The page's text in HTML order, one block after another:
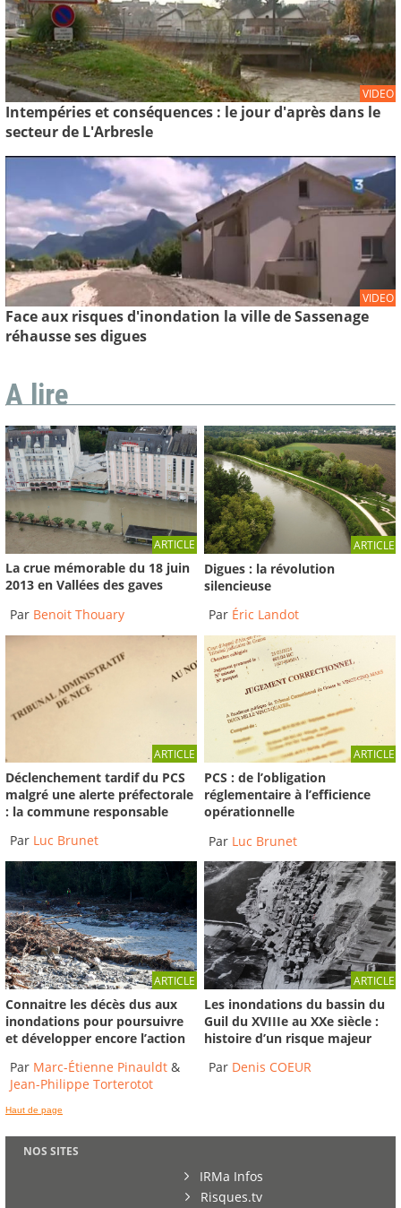
VIDEO
Intempéries et conséquences : le jour d'après dans le
secteur de L'Arbresle
VIDEO
Face aux risques d'inondation la ville de Sassenage
réhausse ses digues
A lire
ARTICLE
La crue mémorable du 18 juin
2013 en Vallées des gaves
Par Benoit Thouary
ARTICLE
Digues : la révolution
silencieuse
Par Éric Landot
ARTICLE
Déclenchement tardif du PCS
malgré une alerte préfectorale
: la commune responsable
Par Luc Brunet
ARTICLE
PCS : de l’obligation
réglementaire à l’efficience
opérationnelle
Par Luc Brunet
ARTICLE
Connaitre les décès dus aux
inondations pour poursuivre
et développer encore l’action
Par Marc-Étienne Pinauldt &
Jean-Philippe Torterotot
ARTICLE
Les inondations du bassin du
Guil du XVIIIe au XXe siècle :
histoire d’un risque majeur
Par Denis COEUR
Haut de page
NOS SITES
IRMa Infos
Risques.tv